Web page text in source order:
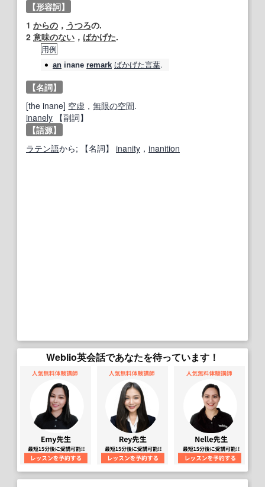
【形容詞】
1 からの ， うつろの.
2 意味のない ， ばかげた.
用例
an inane remark ばかげた言葉.
【名詞】
[the inane] 空虚 ， 無限の空間.
inanely 【副詞】
【語源】
ラテン語から; 【名詞】 inanity ， inanition
Weblio英会話であなたを待っています！